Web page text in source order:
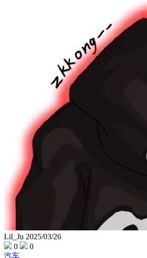
Lil_Ju 2025/03/26
0
0
汽车